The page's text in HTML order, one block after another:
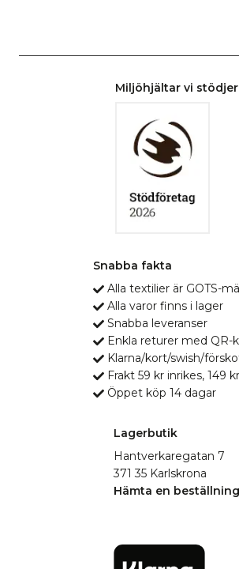
Miljöhjältar vi stödjer
Snabba fakta
Alla textilier är GOTS-
Alla varor finns i lager
Snabba leveranser
Enkla returer med QR-
Klarna/kort/swish/
Frakt 59 kr inrikes, 149
Öppet köp 14 dagar
Lagerbutik
Hantverkaregatan 7
371 35 Karlskrona
Hämta en beställning